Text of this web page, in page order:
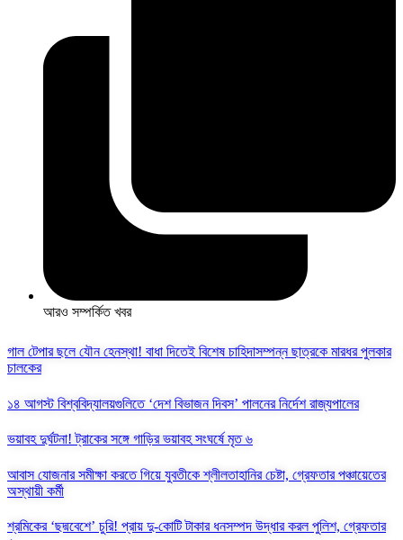
আরও সম্পর্কিত খবর
গাল টেপার ছলে যৌন হেনস্থা! বাধা দিতেই বিশেষ চাহিদাসম্পন্ন ছাত্রকে মারধর পুলকার
চালকের
১৪ আগস্ট বিশ্ববিদ্যালয়গুলিতে ‘দেশ বিভাজন দিবস’ পালনের নির্দেশ রাজ্যপালের
ভয়াবহ দুর্ঘটনা! ট্রাকের সঙ্গে গাড়ির ভয়াবহ সংঘর্ষে মৃত ৬
আবাস যোজনার সমীক্ষা করতে গিয়ে যুবতীকে শ্লীলতাহানির চেষ্টা, গ্রেফতার পঞ্চায়েতের
অস্থায়ী কর্মী
শ্রমিকের ‘ছদ্মবেশে’ চুরি! প্রায় দু-কোটি টাকার ধনসম্পদ উদ্ধার করল পুলিশ, গ্রেফতার